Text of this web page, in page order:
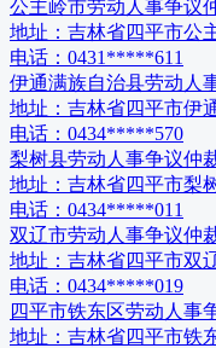
公主岭市劳动人事争议
地址： 吉林省四平市公
电话： 0431*****611
伊通满族自治县劳动人
地址： 吉林省四平市伊
电话： 0434*****570
梨树县劳动人事争议仲
地址： 吉林省四平市梨
电话： 0434*****011
双辽市劳动人事争议仲
地址： 吉林省四平市双
电话： 0434*****019
四平市铁东区劳动人事
地址： 吉林省四平市铁